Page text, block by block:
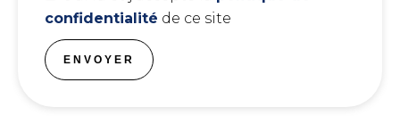
confidentialité de ce site
ENVOYER